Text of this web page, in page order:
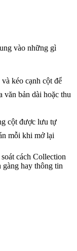
vào những gì
kéo cạnh cột để
văn bản dài hoặc thu
cột được lưu tự
mỗi khi mở lại
cách Collection
hay thông tin